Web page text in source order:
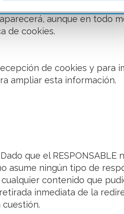
la web se le informa
aunque en todo
de cookies.
de cookies y para
ampliar esta información.
que el RESPONSABLE
asume ningún tipo de
contenido que
inmediata de la